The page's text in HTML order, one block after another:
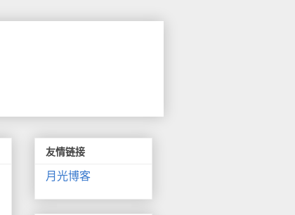
友情链接
月光博客